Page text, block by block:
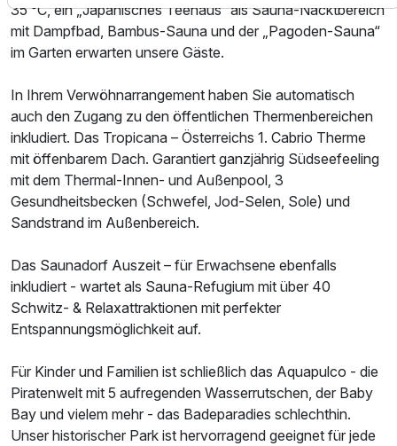
35 °C, ein „Japanisches Teehaus“ als Sauna-Nacktbereich
mit Dampfbad, Bambus-Sauna und der „Pagoden-Sauna“
im Garten erwarten unsere Gäste.
In Ihrem Verwöhnarrangement haben Sie automatisch
auch den Zugang zu den öffentlichen Thermenbereichen
inkludiert. Das Tropicana – Österreichs 1. Cabrio Therme
mit öffenbarem Dach. Garantiert ganzjährig Südseefeeling
mit dem Thermal-Innen- und Außenpool, 3
Gesundheitsbecken (Schwefel, Jod-Selen, Sole) und
Sandstrand im Außenbereich.
Das Saunadorf Auszeit – für Erwachsene ebenfalls
inkludiert - wartet als Sauna-Refugium mit über 40
Schwitz- & Relaxattraktionen mit perfekter
Entspannungsmöglichkeit auf.
Für Kinder und Familien ist schließlich das Aquapulco - die
Piratenwelt mit 5 aufregenden Wasserrutschen, der Baby
Bay und vielem mehr - das Badeparadies schlechthin.
Unser historischer Park ist hervorragend geeignet für jede